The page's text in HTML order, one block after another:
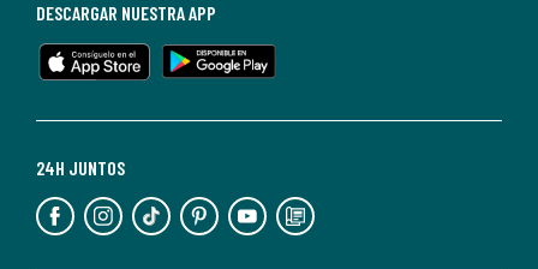
en
cualquier
Para
información,
puedes
24H JUNTOS
DESCARGAR NUESTRA APP